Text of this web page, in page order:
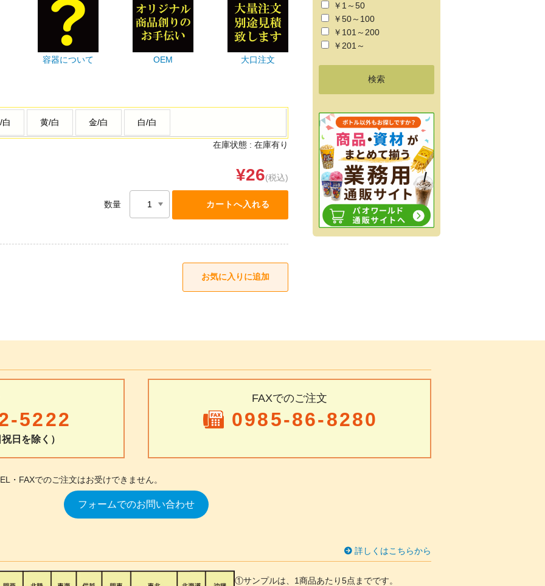
容器について OEM 大口注文
白 黄/白 金/白 白/白
在庫状態 : 在庫有り
¥26(税込)
数量
￥1～50
￥50～100
￥101～200
￥201～
5222
日を除く）
FAXでのご注文
0985-86-8280
・FAXでのご注文はお受けできません。
フォームでのお問い合わせ
詳しくはこちらから
①サンプルは、1商品あたり5点までです。